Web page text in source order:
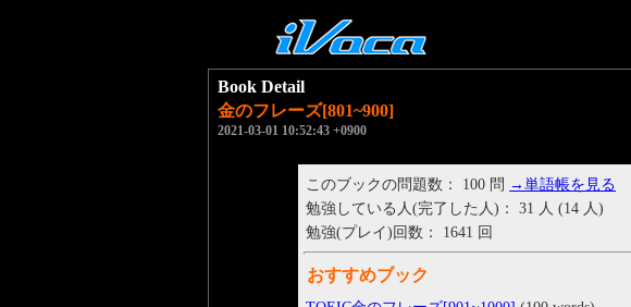
Book Detail
金のフレーズ[801~900]
2021-03-01 10:52:43 +0900
このブックの問題数： 100 問 →単語帳を見る
勉強している人(完了した人)： 31 人 (14 人)
勉強(プレイ)回数： 1641 回
おすすめブック